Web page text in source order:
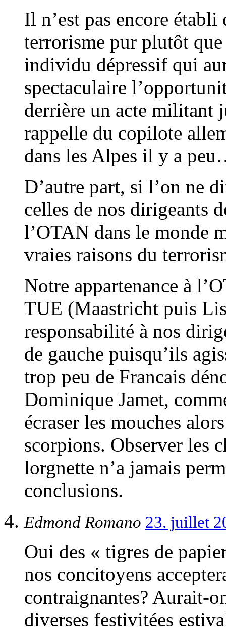
Il n’est pas encore établi
terrorisme pur plutôt que
individu dépressif qui
spectaculaire
derrière un acte militant
rappelle du copilote
dans les Alpes il y a
D’autre part, si l’on ne
celles de nos dirigeants
l’OTAN dans le monde
vraies raisons du
Notre appartenance à
TUE (Maastricht puis
responsabilité à nos
de gauche puisqu’ils
trop peu de Francais
Dominique Jamet,
écraser les mouches
scorpions. Observer les
lorgnette n’a jamais
conclusions.
Edmond Romano 23. juillet
Oui des « tigres de
nos concitoyens
contraignantes? Aurait-
diverses festivitées